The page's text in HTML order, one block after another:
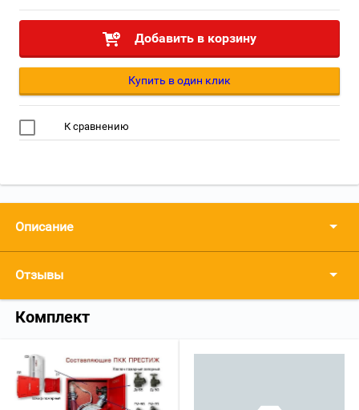
Добавить в корзину
Купить в один клик
К сравнению
Описание
Отзывы
Комплект